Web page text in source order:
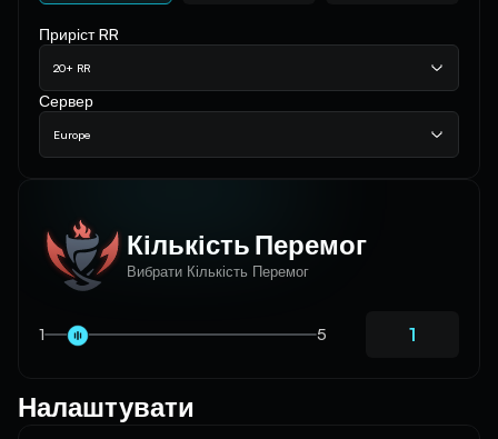
Приріст RR
20+ RR
Сервер
Europe
Кількість Перемог
Вибрати Кількість Перемог
1 5
Налаштувати